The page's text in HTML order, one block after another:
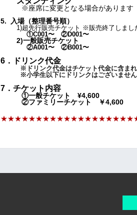
※座席に変更となる場合があります
5. 入場（整理番号順）
1)超先行販売チケット ※販売終了しまし
①C001〜 ②D001〜
2)一般販売チケット
②A001〜 ②B001〜
6．ドリンク代金
※ドリンク代金はチケット代金に含まれ
※小学生以下にドリンクはございません
7．チケット内容
①一般チケット ¥4,600
②ファミリーチケット ￥4,600
★★★★★★★★★★★★★★★★★★